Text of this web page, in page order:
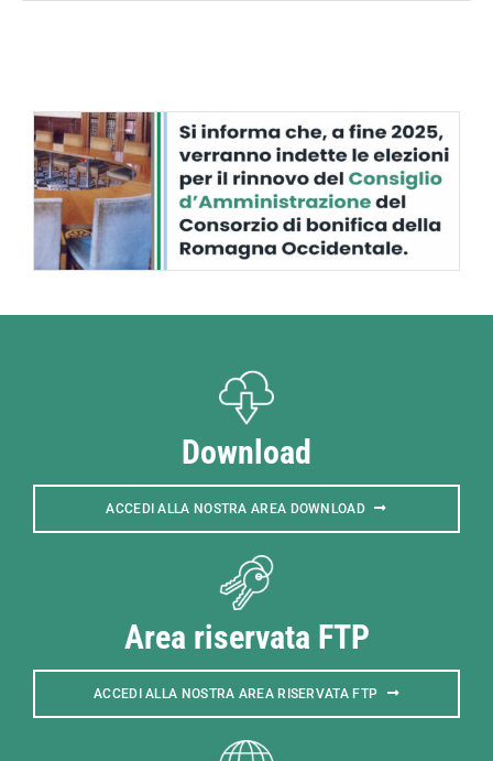
Download
ACCEDI ALLA NOSTRA AREA DOWNLOAD
Area riservata FTP
ACCEDI ALLA NOSTRA AREA RISERVATA FTP